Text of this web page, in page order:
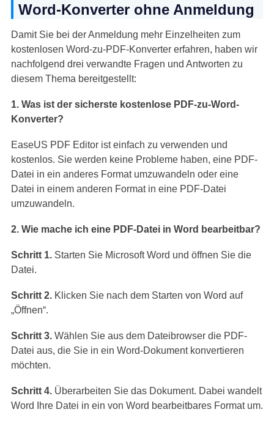
Word-Konverter ohne Anmeldung
Damit Sie bei der Anmeldung mehr Einzelheiten zum
kostenlosen Word-zu-PDF-Konverter erfahren, haben wir
nachfolgend drei verwandte Fragen und Antworten zu
diesem Thema bereitgestellt:
1. Was ist der sicherste kostenlose PDF-zu-Word-
Konverter?
EaseUS PDF Editor ist einfach zu verwenden und
kostenlos. Sie werden keine Probleme haben, eine PDF-
Datei in ein anderes Format umzuwandeln oder eine
Datei in einem anderen Format in eine PDF-Datei
umzuwandeln.
2. Wie mache ich eine PDF-Datei in Word bearbeitbar?
Schritt 1.Starten Sie Microsoft Word und öffnen Sie die
Datei.
Schritt 2.Klicken Sie nach dem Starten von Word auf
„Öffnen“.
Schritt 3.Wählen Sie aus dem Dateibrowser die PDF-
Datei aus, die Sie in ein Word-Dokument konvertieren
möchten.
Schritt 4.Überarbeiten Sie das Dokument. Dabei wandelt
Word Ihre Datei in ein von Word bearbeitbares Format um.